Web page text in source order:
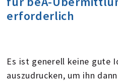
erforderlich
Es ist generell keine gute
auszudrucken, um ihn